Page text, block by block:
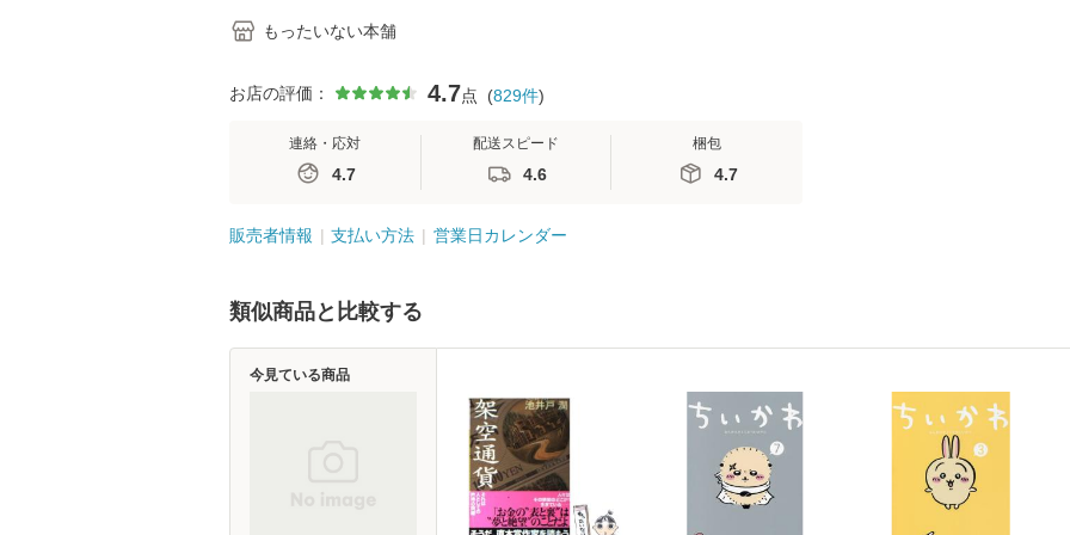
もったいない本舗
お店の評価： 4.7点 (829件)
連絡・応対
4.7
配送スピード
4.6
梱包
4.7
販売者情報 支払い方法 営業日カレンダー
類似商品と比較する
今見ている商品